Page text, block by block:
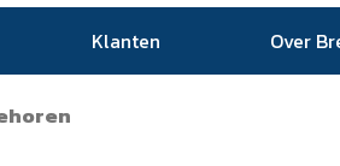
Klanten Over